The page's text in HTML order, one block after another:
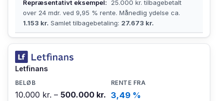
Repræsentativt eksempel:
25.000 kr. tilbagebetalt
over 24 mdr. ved 9,95 % rente. Månedlig ydelse ca.
1.153 kr. Samlet tilbagebetaling: 27.673 kr.
Letfinans
10.000 kr. – 500.000 kr. 3,49 %